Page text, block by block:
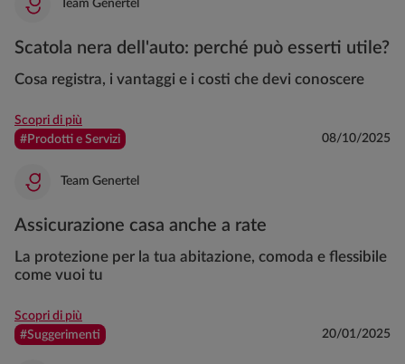
Team Genertel
Scatola nera dell'auto: perché può esserti utile?
Cosa registra, i vantaggi e i costi che devi conoscere
Scopri di più
#Prodotti e Servizi
08/10/2025
Team Genertel
Assicurazione casa anche a rate
La protezione per la tua abitazione, comoda e flessibile
come vuoi tu
Scopri di più
#Suggerimenti
20/01/2025